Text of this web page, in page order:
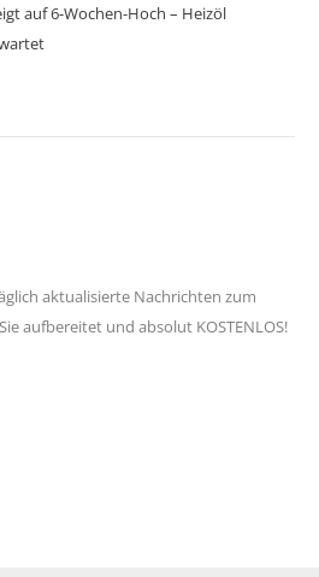
auf 6-Wochen-Hoch – Heizöl
aktualisierte Nachrichten zum
aufbereitet und absolut KOSTENLOS!